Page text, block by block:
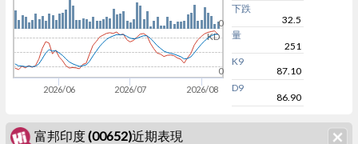
KD
2026/06 2026/07 2026/08
0
0
下跌
32.5
量
251
K9
87.10
D9
86.90
富邦印度 (00652)近期表現